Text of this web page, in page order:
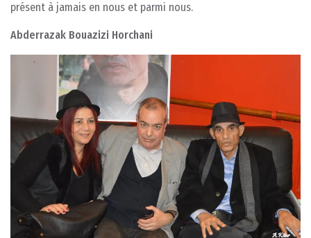
présent à jamais en nous et parmi nous.
Abderrazak Bouazizi Horchani